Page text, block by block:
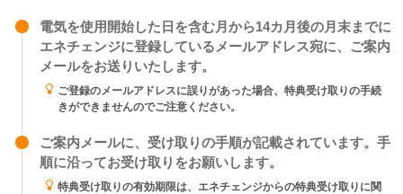
電気を使用開始した日を含む月から14カ月後の月末までに
エネチェンジに登録しているメールアドレス宛に、ご案内
メールをお送りいたします。
ご登録のメールアドレスに誤りがあった場合、特典受け取りの手続
きができませんのでご注意ください。
ご案内メールに、受け取りの手順が記載されています。手
順に沿ってお受け取りをお願いします。
特典受け取りの有効期限は、エネチェンジからの特典受け取りに関